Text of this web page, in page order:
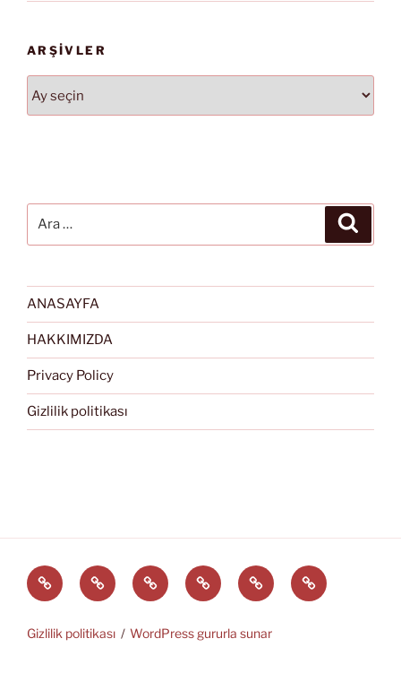
ARŞIVLER
ANASAYFA
HAKKIMIZDA
Privacy Policy
Gizlilik politikası
Türkçe English Svenskaالعربية
中
文
EĞİTİM
ARAÇLARI
Gizlilik politikası WordPress gururla sunar